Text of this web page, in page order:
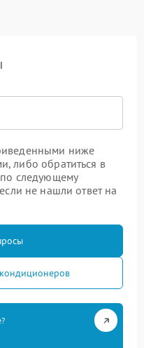
ниже
либо обратиться в
по следующему
если не нашли ответ на